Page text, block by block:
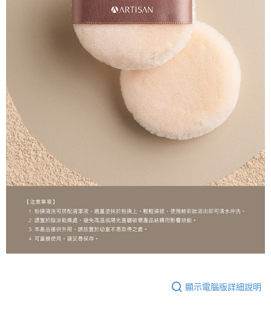
顯示電腦版詳細說明